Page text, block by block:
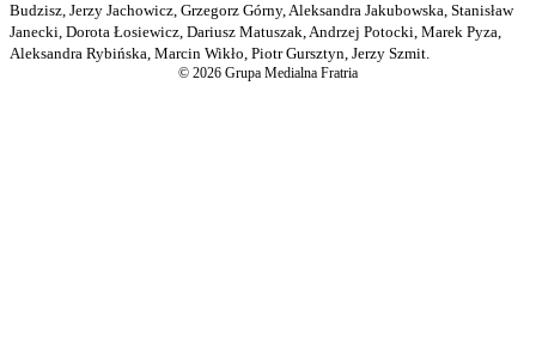
Budzisz, Jerzy Jachowicz, Grzegorz Górny, Aleksandra Jakubowska, Stanisław
Janecki, Dorota Łosiewicz, Dariusz Matuszak, Andrzej Potocki, Marek Pyza,
Aleksandra Rybińska, Marcin Wikło, Piotr Gursztyn, Jerzy Szmit.
© 2026 Grupa Medialna Fratria